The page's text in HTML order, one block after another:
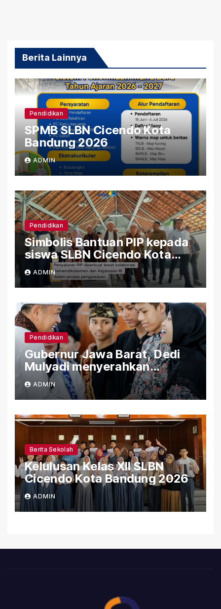
Berita Lainnya
Pendidikan
SPMB SLBN Cicendo Kota
Bandung 2026
ADMIN
Pendidikan
Simbolis Bantuan PIP kepada
siswa SLBN Cicendo Kota
Bandung
ADMIN
Pendidikan
Gubernur Jawa Barat, Dedi
Mulyadi menyerahkan
Bantuan (PIP) Kepada Siswa
SLBN Cicendo Kota Bandung
ADMIN
Berita Sekolah
Kelulusan Kelas XII SLBN
Cicendo Kota Bandung 2026
ADMIN